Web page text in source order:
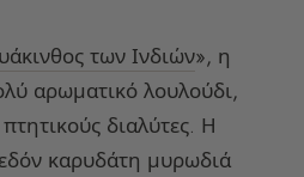
υάκινθος των Ινδιών», η
αρωματικό λουλούδι,
διαλύτες. Η
καρυδάτη μυρωδιά